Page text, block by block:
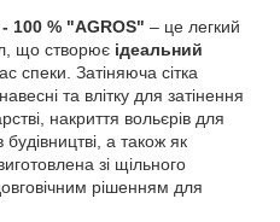
% "AGROS" – це легкий
що створює ідеальний
спеки. Затіняюча сітка
та влітку для затінення
накриття вольєрів для
а також як
зі щільного
рішенням для